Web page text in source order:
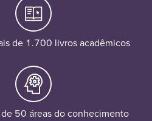
de 1.700 livros acadêmicos
50 áreas do conhecimento